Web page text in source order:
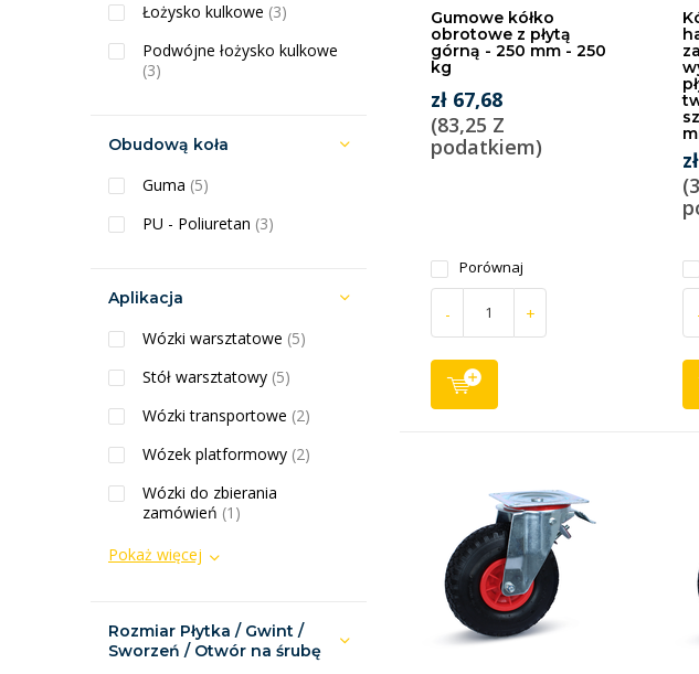
Gumowe kółko
obrotowe z płytą
górną - 250 mm - 250
kg
zł 67,68
(83,25 Z
podatkiem)
Porównaj
- +
Łożysko kulkowe (3)
Podwójne łożysko kulkowe
(3)
Obudową koła
Guma (5)
PU - Poliuretan (3)
Aplikacja
Wózki warsztatowe (5)
Stół warsztatowy (5)
Wózki transportowe (2)
Wózek platformowy (2)
Wózki do zbierania
zamówień (1)
Pokaż więcej
Rozmiar Płytka / Gwint /
Sworzeń / Otwór na śrubę